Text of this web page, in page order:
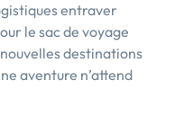
entraver
le sac de voyage
destinations
aventure n’attend